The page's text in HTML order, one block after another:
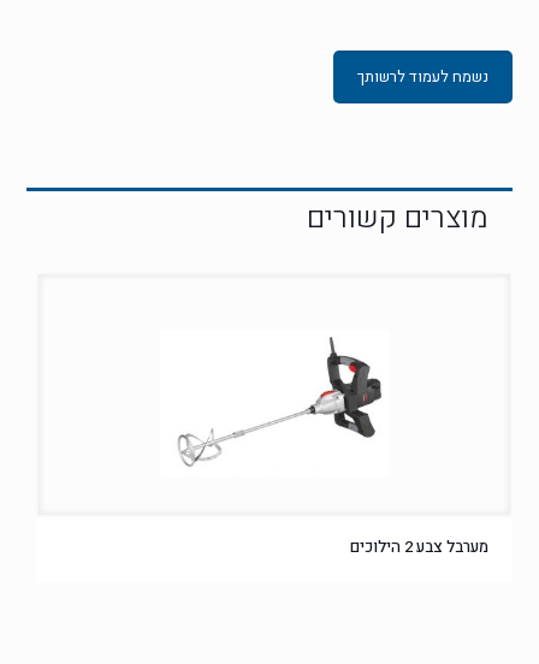
נשמח לעמוד לרשותך
מערבל צבע 2 הילוכים